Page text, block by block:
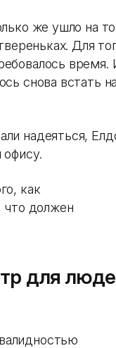
же ушло на
Для
время.
снова встать на
надеяться,
офису.
как
что должен
для